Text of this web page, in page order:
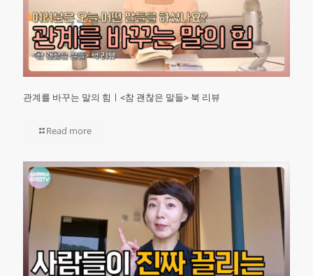
관계를 바꾸는 말의 힘ㅣ<참 괜찮은 말들> 북 리뷰
Read more